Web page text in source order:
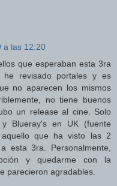
a las 12:20
que esperaban esta 3ra
revisado portales y es
no aparecen los mismos
no tiene buenos
un release al cine. Solo
Blueray's en UK (fuente
que ha visto las 2
esta 3ra. Personalmente,
y quedarme con la
parecieron agradables.